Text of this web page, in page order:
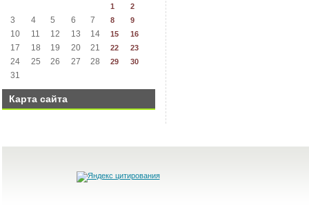
1
2
3 4 5 6 7 8 9
10 11 12 13 14 15 16
17 18 19 20 21 22 23
24 25 26 27 28 29 30
31
Карта сайта